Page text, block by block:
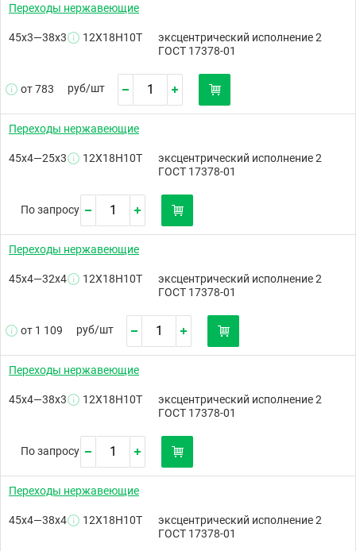
Переходы нержавеющие
45х3—38х3 12Х18Н10Т
эксцентрический исполнение 2
ГОСТ 17378-01
от 783 руб/шт
Переходы нержавеющие
45х4—25х3 12Х18Н10Т
эксцентрический исполнение 2
ГОСТ 17378-01
По запросу
Переходы нержавеющие
45х4—32х4 12Х18Н10Т
эксцентрический исполнение 2
ГОСТ 17378-01
от 1 109 руб/шт
Переходы нержавеющие
45х4—38х3 12Х18Н10Т
эксцентрический исполнение 2
ГОСТ 17378-01
По запросу
Переходы нержавеющие
45х4—38х4 12Х18Н10Т
эксцентрический исполнение 2
ГОСТ 17378-01